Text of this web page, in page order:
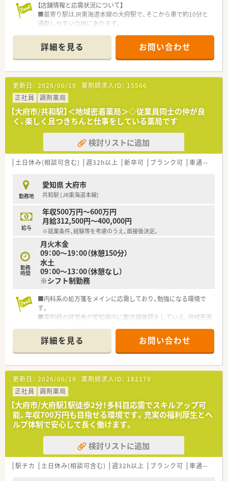
して働ける環境です。
≪店舗について≫
■心療内科・精神科などの処方箋を受けています。
■月日祝休み、18時までの店舗となります。
【店舗情報と応需状況について】
■最寄り駅はJR東海道本線の大府駅で、そこから車で約10分と
通勤しやすい立地にあります。
系の処方箋も増える見込みです。
■詳細な処方箋枚数や薬剤師の配置人数については、お問い合わ
せの際にご確認いただけます。
【法人特徴について】
■愛知県内に複数の調剤薬局を展開しており、地域に根差した医
療サービスを提供している企業です。
■全ての店舗がクリニックと密接に連携するマンツーマン型で、
専門性の高い知識を深められます。
■現場の声を大切にする風土があり、代表も薬剤師のため、薬剤
師が働きやすい環境作りを重視しています。
【勤務実態について】
■人員体制に合わせて業務量を調整しているため、残業時間は少
■ラウンダー勤務の薬剤師も在籍しているため、急な休みにも対
応しやすく有給休暇も取得しやすいです。
■週休2日制で日曜と祝日が固定休のため、ご家族やご友人との
予定も立てやすい勤務体系です。
【職場環境と雰囲気】
■門前のドクターとは非常に良好な関係性が築けており、合同で
勉強会を実施することもあります。
■若手の薬剤師が中心となって活躍しており、活気がありながら
も意見交換がしやすい職場です。
■従業員一人ひとりの意見を尊重する文化が根付いており、年齢
や経験に関わらず発言しやすいです。
詳細を見る お問い合わせ
更新日： 2026/06/19 薬剤師求人ID： 15566
正社員
調剤薬局
【大府市/共和駅】＜地域密着薬局＞◇従業員同士の仲が良
く、楽しく且つきちんと仕事をしている薬局です
検討リストに追加
土日休み(相談可含む) 週32h以上 新卒可 ブランク可 車通勤可
勤務地
愛知県 大府市
共和駅 (JR東海道本線)
給与
年収500万円～600万円
月給312,500円～400,000円
※就業条件、経験等を考慮のうえ、面接後決定。
勤務
時間
月火木金
09：00～19：00（休憩150分）
水土
09：00～13：00（休憩なし）
※シフト制勤務
■内科系の処方箋をメインに応需しており、勉強になる環境で
す。
■薬剤師の経営者が愛知県内に数店舗展開をしている、地域密着
■就業ブランクのある方も、歓迎いたします。
■社長は薬剤師さんで、愛知県内に数店舗を展開をしている、地
域密着の薬局です。
■従業員同士の仲が良く、楽しく且つきっちりと仕事をしていま
す。
■ご経験・人物評価の上、年収ご検討いただけます。
詳細を見る お問い合わせ
更新日： 2026/06/19 薬剤師求人ID： 182179
正社員
調剤薬局
【大府市/大府駅】駅徒歩2分！多科目応需でスキルアップ可
能、年収700万円も目指せる環境です。充実の福利厚生とヘ
ルプ体制で安心して長く働けます。
検討リストに追加
駅チカ 土日休み(相談可含む) 週32h以上 ブランク可 車通勤可